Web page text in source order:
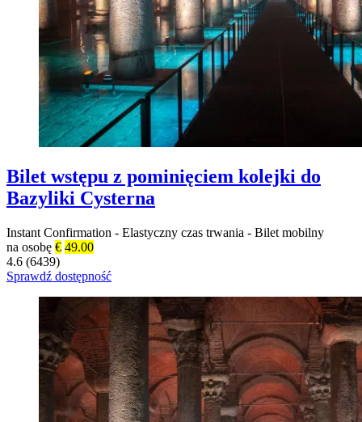
Bilet wstępu z pominięciem kolejki do
Bazyliki Cysterna
Instant Confirmation - Elastyczny czas trwania - Bilet mobilny
na osobę € 49.00
4.6 (6439)
Sprawdź dostępność